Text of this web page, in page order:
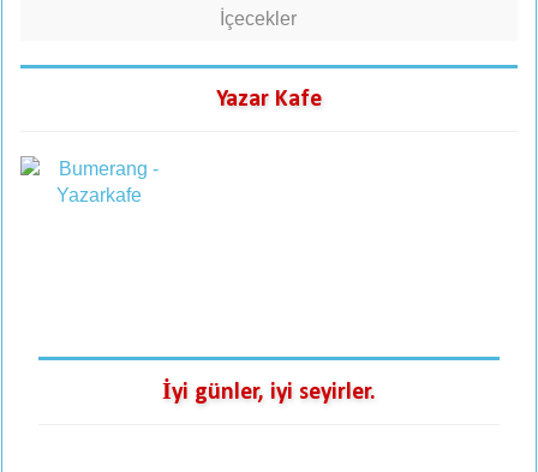
İçecekler
Yazar Kafe
İyi günler, iyi seyirler.